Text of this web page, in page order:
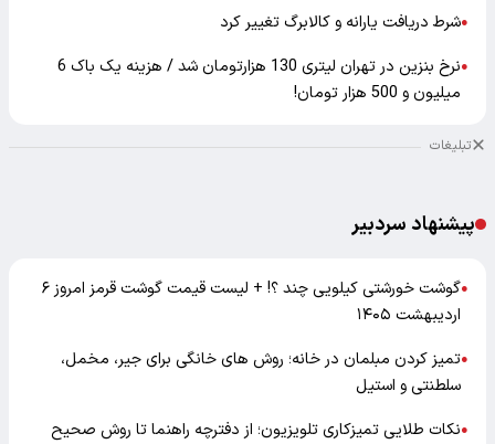
●شرط دریافت یارانه و کالابرگ تغییر کرد
●
نرخ بنزین در تهران لیتری 130 هزارتومان شد / هزینه یک باک 6
میلیون و 500 هزار تومان!
تبلیغات
پیشنهاد سردبیر
●
گوشت خورشتی کیلویی چند ؟! + لیست قیمت گوشت قرمز امروز ۶
اردیبهشت ۱۴۰۵
●تمیز کردن مبلمان در خانه؛ روش های خانگی برای جیر، مخمل،
سلطنتی و استیل
●نکات طلایی تمیزکاری تلویزیون؛ از دفترچه راهنما تا روش صحیح